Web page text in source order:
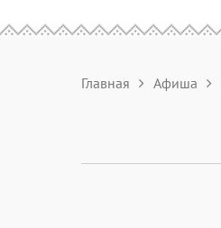
Главная Афиша